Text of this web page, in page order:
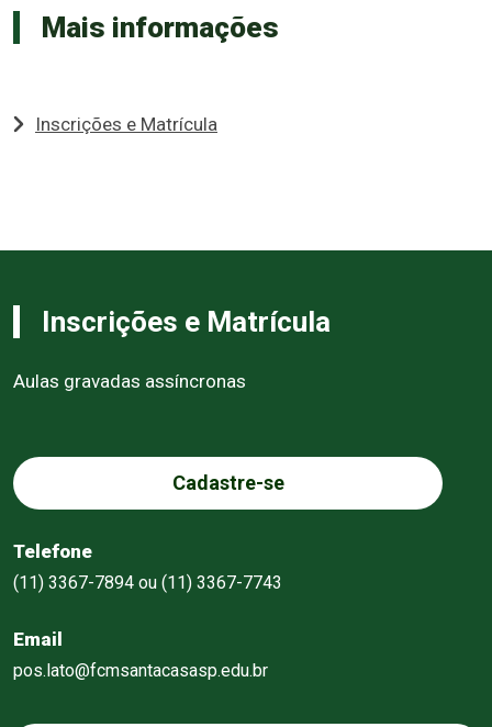
Mais informações
Inscrições e Matrícula
Inscrições e Matrícula
Aulas gravadas assíncronas
Cadastre-se
Telefone
(11) 3367-7894 ou (11) 3367-7743
Email
pos.lato@fcmsantacasasp.edu.br